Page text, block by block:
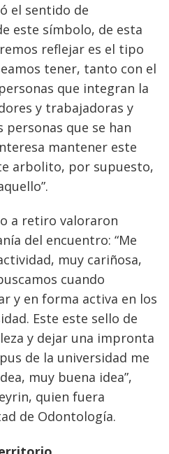
el sentido de
este símbolo, de esta
reflejar es el tipo
tener, tanto con el
que integran la
y trabajadoras y
que se han
mantener este
arbolito, por supuesto,
a retiro valoraron
del encuentro: “Me
muy cariñosa,
cuando
y en forma activa en los
Este este sello de
y dejar una impronta
de la universidad me
muy buena idea”,
quien fuera
de Odontología.